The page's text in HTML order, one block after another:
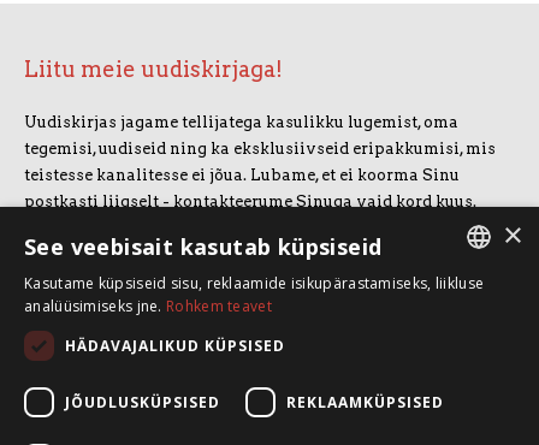
Liitu meie uudiskirjaga!
Uudiskirjas jagame tellijatega kasulikku lugemist, oma
tegemisi, uudiseid ning ka eksklusiivseid eripakkumisi, mis
teistesse kanalitesse ei jõua. Lubame, et ei koorma Sinu
postkasti liigselt - kontakteerume Sinuga vaid kord kuus.
LIITUN UUDISKIRJAGA
Koolitusruum ja kontor: Telliskivi 60/A3, 10412 Tallinn
+372 5388 4854
×
See veebisait kasutab küpsiseid
Kasutame küpsiseid sisu, reklaamide isikupärastamiseks, liikluse
analüüsimiseks jne. Rohkem teavet
HÄDAVAJALIKUD KÜPSISED
JÕUDLUSKÜPSISED REKLAAMKÜPSISED